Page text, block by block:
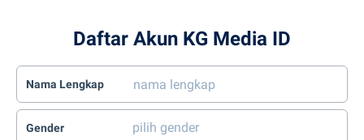
Daftar Akun KG Media ID
Nama Lengkap
Gender